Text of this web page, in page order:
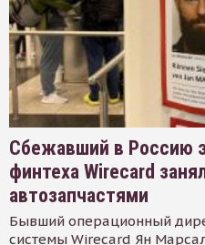
Сбежавший в Россию
финтеха Wirecard
автозапчастями
Бывший операционный
системы Wirecard Ян